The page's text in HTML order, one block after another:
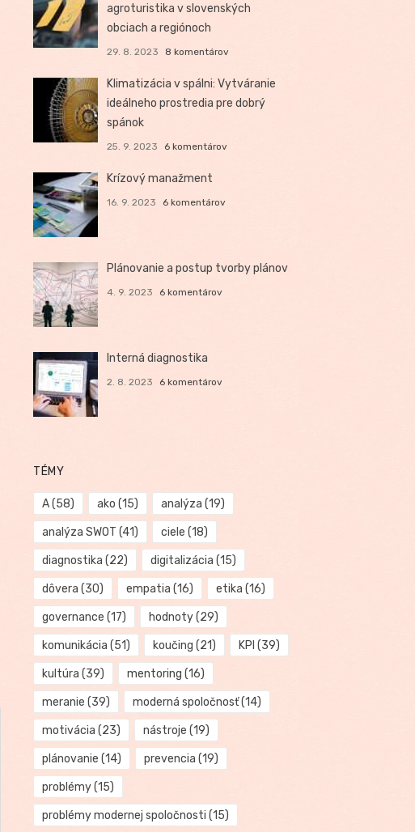
agroturistika v slovenských
obciach a regiónoch
29. 8. 2023 8 komentárov
Klimatizácia v spálni: Vytváranie
ideálneho prostredia pre dobrý
spánok
25. 9. 2023 6 komentárov
Krízový manažment
16. 9. 2023 6 komentárov
Plánovanie a postup tvorby plánov
4. 9. 2023 6 komentárov
Interná diagnostika
2. 8. 2023 6 komentárov
TÉMY
A(58) ako (15) analýza (19)
analýza SWOT (41) ciele (18)
diagnostika (22) digitalizácia (15)
dôvera (30) empatia (16) etika (16)
governance (17) hodnoty(29)
komunikácia (51) koučing (21) KPI (39)
kultúra (39) mentoring (16)
meranie (39) moderná spoločnosť(14)
motivácia (23) nástroje (19)
plánovanie (14) prevencia (19)
problémy(15)
problémy modernej spoločnosti (15)